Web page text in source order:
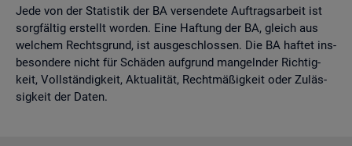
Jede von der Sta­tis­tik der BA ver­sen­de­te Auf­trags­ar­beit ist
sorg­fäl­tig er­stellt wor­den. Eine Haf­tung der BA, gleich aus
wel­chem Rechts­grund, ist aus­ge­schlos­sen. Die BA haf­tet ins­
be­son­de­re nicht für Schä­den auf­grund man­geln­der Rich­tig­
keit, Voll­stän­dig­keit, Ak­tua­li­tät, Recht­mä­ßig­keit oder Zu­läs­
sig­keit der Daten.